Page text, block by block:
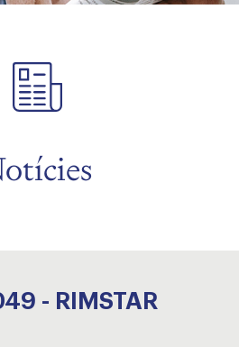
- RIMSTAR